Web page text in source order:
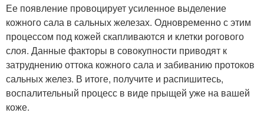
Ее появление провоцирует усиленное выделение
кожного сала в сальных железах. Одновременно с этим
процессом под кожей скапливаются и клетки рогового
слоя. Данные факторы в совокупности приводят к
затруднению оттока кожного сала и забиванию протоков
сальных желез. В итоге, получите и распишитесь,
воспалительный процесс в виде прыщей уже на вашей
коже.